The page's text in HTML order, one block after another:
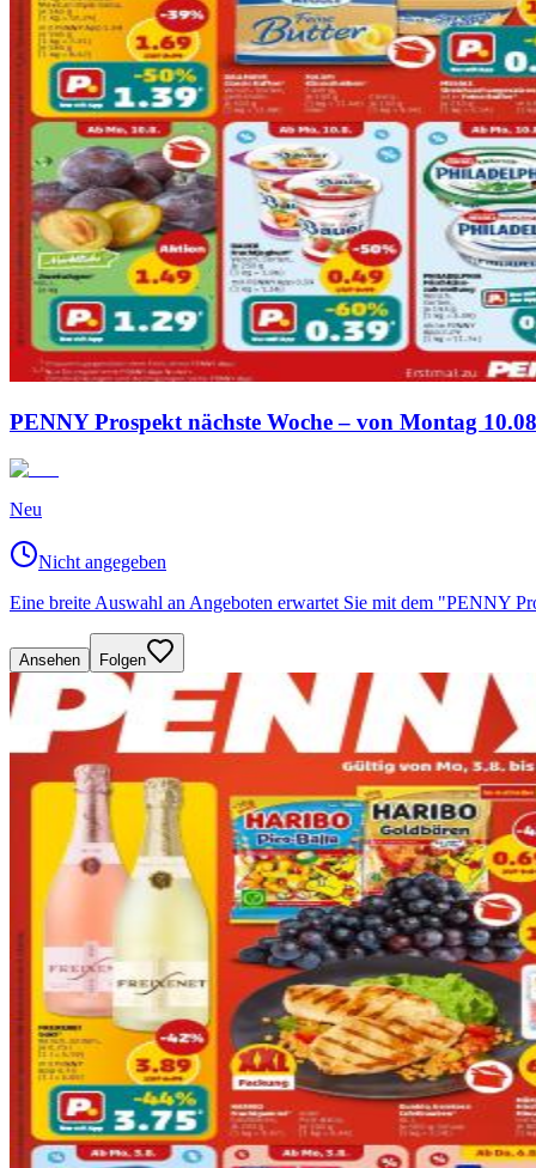
PENNY Prospekt nächste Woche – von Montag
Neu
Nicht angegeben
Eine breite Auswahl an Angeboten erwartet Sie mit dem "PENNY
Ansehen Folgen